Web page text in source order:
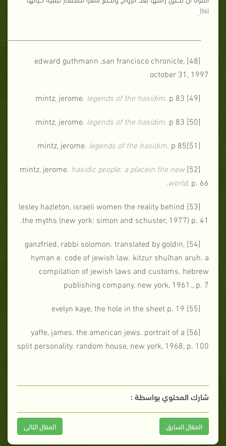
[56]
.
[48] edward guthmann ,san francisco chronicle,
october 31, 1997
[49] mintz, jerome.
legends of the hasidim. p 83
[50] mintz, jerome.
legends of the hasidim. p 83
[51]mintz, jerome.
legends of the hasidim. p 85
[52] mintz, jerome.
hasidic people: a placein the new
world. p. 66.
[53] lesley hazleton, israeli women the reality behind
the myths (new york: simon and schuster, 1977) p. 41.
[54] ganzfried, rabbi solomon. translated by goldin,
hyman e. code of jewish law. kitzur shulhan aruh. a
compilation of jewish laws and customs. hebrew
publishing company, new york, 1961., p. 7
[55] evelyn
kaye, the hole in the sheet p. 19
[56] yaffe, james. the american jews. portrait of a
split personality. random house, new york, 1968, p. 100
شارك المحتوي بواسطة :
المقال السابق المقال التالى